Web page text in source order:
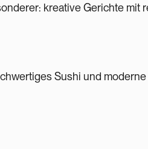
kreative Gerichte mit
Sushi und